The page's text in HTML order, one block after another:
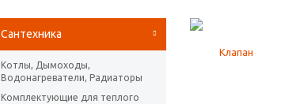
Сантехника
Котлы, Дымоходы,
Водонагреватели, Радиаторы
Комплектующие для теплого